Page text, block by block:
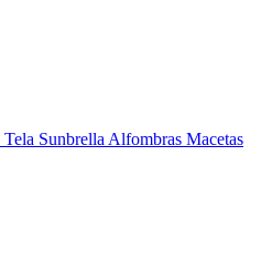
Tela Sunbrella Alfombras Macetas